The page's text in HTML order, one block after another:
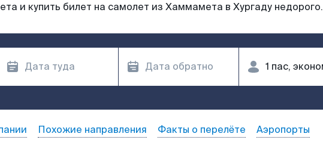
и купить билет на самолет из Хаммамета в Хургаду недорого.
Похожие направления Факты о перелёте Аэропорты